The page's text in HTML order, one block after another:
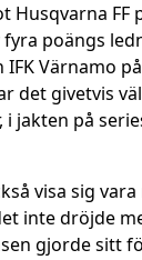
Husqvarna FF
fyra poängs
IFK Värnamo
det givetvis
i jakten på
visa sig
inte dröjde
gjorde sitt